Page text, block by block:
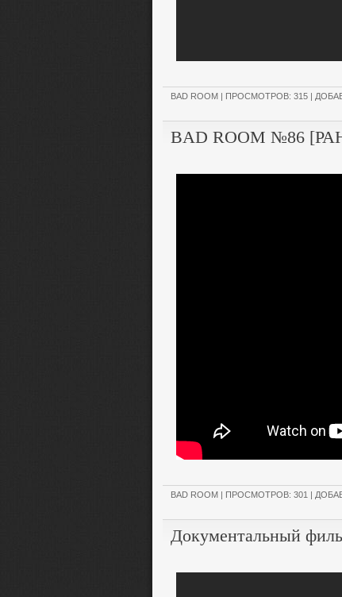
BAD ROOM | ПРОСМОТРОВ: 315 |
BAD ROOM №86
BAD ROOM | ПРОСМОТРОВ: 301 |
Документальный